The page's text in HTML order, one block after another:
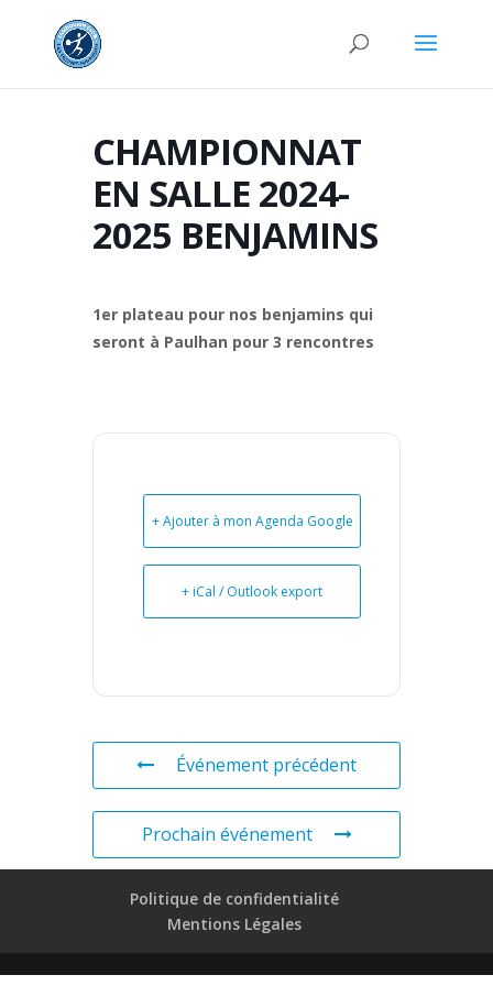
CHAMPIONNAT
EN SALLE 2024-
2025 BENJAMINS
1er plateau pour nos benjamins qui
seront à Paulhan pour 3 rencontres
+ Ajouter à mon Agenda Google
+ iCal / Outlook export
Événement précédent
Prochain événement
Politique de confidentialité
Mentions Légales